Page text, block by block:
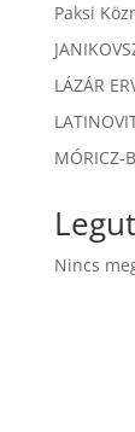
Paksi
LÁZÁR
MÓRICZ-
Nincs